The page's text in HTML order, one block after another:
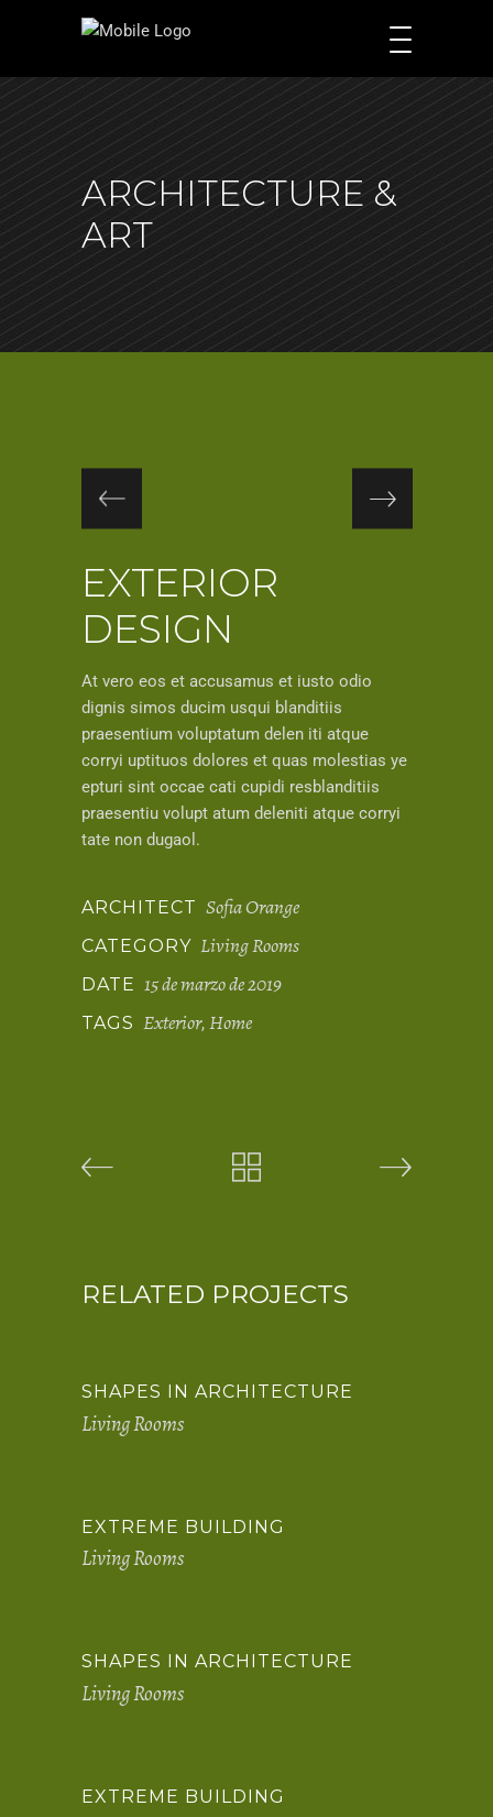
ARCHITECTURE &
ART
EXTERIOR
DESIGN
At vero eos et accusamus et iusto odio
dignis simos ducim usqui blanditiis
praesentium voluptatum delen iti atque
corryi uptituos dolores et quas molestias ye
epturi sint occae cati cupidi resblanditiis
praesentiu volupt atum deleniti atque corryi
tate non dugaol.
ARCHITECT Sofia Orange
CATEGORY Living Rooms
DATE 15 de marzo de 2019
TAGS Exterior, Home
RELATED PROJECTS
SHAPES IN ARCHITECTURE
Living Rooms
EXTREME BUILDING
Living Rooms
SHAPES IN ARCHITECTURE
Living Rooms
EXTREME BUILDING